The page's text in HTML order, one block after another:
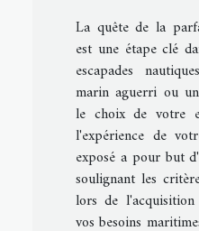
La quête de la
est une étape clé
escapades
marin aguerri ou
le choix de votre
l'expérience de
exposé a pour but
soulignant les
lors de
vos besoins